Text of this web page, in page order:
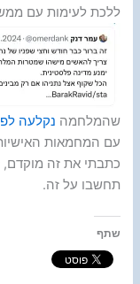
ללכת לעימות עם
שהמלחמה נקלעה
עם המחמאות
כתבתי את זה מוקדם,
תחשבו על זה.
שתף